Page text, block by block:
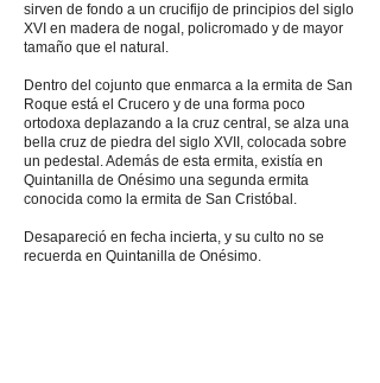
sirven de fondo a un crucifijo de principios del siglo
XVI en madera de nogal, policromado y de mayor
tamaño que el natural.
Dentro del cojunto que enmarca a la ermita de San
Roque está el Crucero y de una forma poco
ortodoxa deplazando a la cruz central, se alza una
bella cruz de piedra del siglo XVII, colocada sobre
un pedestal. Además de esta ermita, existía en
Quintanilla de Onésimo una segunda ermita
conocida como la ermita de San Cristóbal.
Desapareció en fecha incierta, y su culto no se
recuerda en Quintanilla de Onésimo.